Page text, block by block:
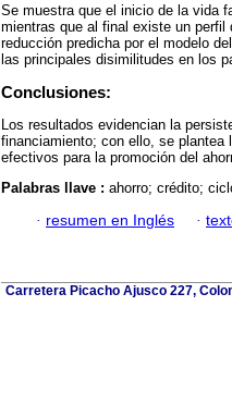
Se muestra que el inicio de la vida
mientras que al final existe un
reducción predicha por el modelo
las principales disimilitudes en los
Conclusiones:
Los resultados evidencian la
financiamiento; con ello, se plantea
efectivos para la promoción del
Palabras llave : ahorro; crédito;
· resumen en Inglés ·
Carretera Picacho Ajusco 227,